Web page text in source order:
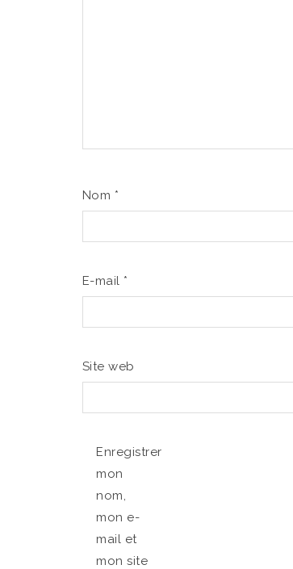
Nom *
E-mail *
Site web
Enregistrer
mon
nom,
mon e-
mail et
mon site